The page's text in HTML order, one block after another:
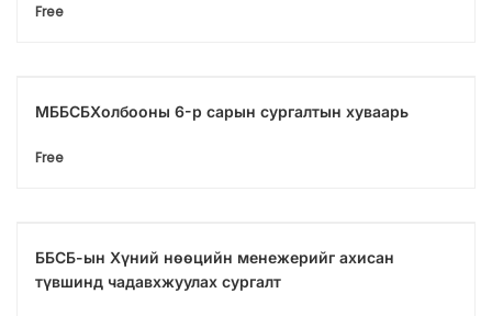
Free
МББСБХолбооны 6-р сарын сургалтын хуваарь
Free
ББСБ-ын Хүний нөөцийн менежерийг ахисан
түвшинд чадавхжуулах сургалт